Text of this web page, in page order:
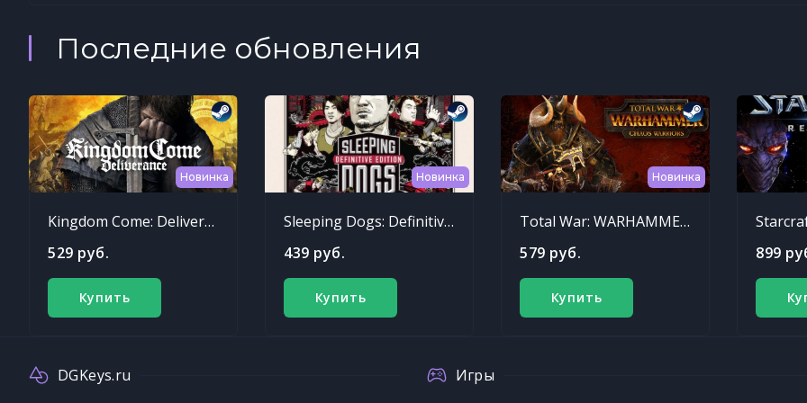
Последние обновления
Новинка
Kingdom Come: Deliverance
529 руб.
Купить
Новинка
Sleeping Dogs: Definitive Edition
439 руб.
Купить
Новинка
Total War: WARHAMMER - Chaos Warriors Race Pack
579 руб.
Купить
899
DGKeys.ru Игры